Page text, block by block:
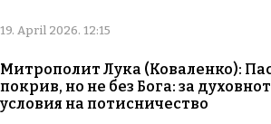
19. April 2026. 12:15
Митрополит Лука (Коваленко):
покрив, но не без Бога: за
условия на потисничество